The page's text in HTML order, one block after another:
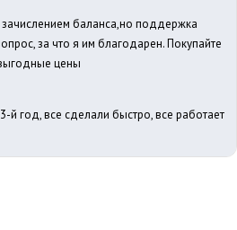
баланса,но поддержка
за что я им благодарен. Покупайте
цены
год, все сделали быстро, все работает